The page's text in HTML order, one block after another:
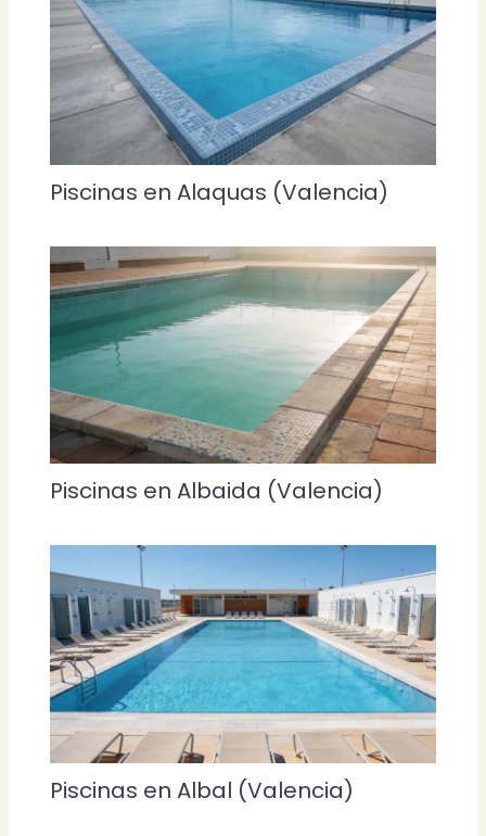
Piscinas en Alaquas (Valencia)
Piscinas en Albaida (Valencia)
Piscinas en Albal (Valencia)